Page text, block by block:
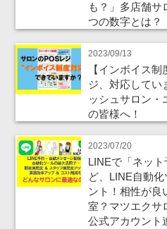
も？」多店舗サ
つの数字とは？
2023/09/13
【インボイス
ジ、対応してい
ッシュサロン・
の皆様へ！
2023/07/20
LINEで「ネッ
ど、LINE自動
ント！相性が良
室？マツエクサ
公式アカウント